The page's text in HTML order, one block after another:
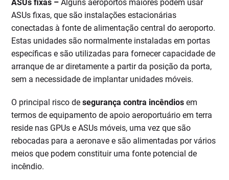
ASUs fixas – Alguns aeroportos maiores podem usar
ASUs fixas, que são instalações estacionárias
conectadas à fonte de alimentação central do aeroporto.
Estas unidades são normalmente instaladas em portas
específicas e são utilizadas para fornecer capacidade de
arranque de ar diretamente a partir da posição da porta,
sem a necessidade de implantar unidades móveis.
O principal risco desegurança contra incêndiosem
termos de equipamento de apoio aeroportuário em terra
reside nas GPUs e ASUs móveis, uma vez que são
rebocadas para a aeronave e são alimentadas por vários
meios que podem constituir uma fonte potencial de
incêndio.